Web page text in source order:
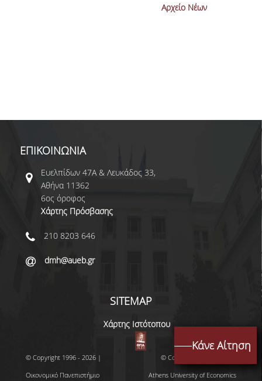
Κάνε Αίτηση
Αρχείο Νέων
ΕΠΙΚΟΙΝΩΝΙΑ
Ευελπίδων 47Α & Λευκάδος 33,
Αθήνα 11362
6ος όροφος
Χάρτης Πρόσβασης
210 8203 646
dmh@aueb.gr
SITEMAP
Χάρτης Ιστότοπου
© Copyright 1996 - 2026 |
Οικονομικό Πανεπιστήμιο
© Copyright 1996 - 2026 |
Athens University of Economics